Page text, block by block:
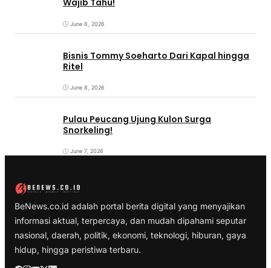
Wajib Tahu!
June 8, 2026
Bisnis Tommy Soeharto Dari Kapal hingga
Ritel
June 8, 2026
Pulau Peucang Ujung Kulon Surga
Snorkeling!
June 7, 2026
BeNews.co.id adalah portal berita digital yang menyajikan
informasi aktual, terpercaya, dan mudah dipahami seputar
nasional, daerah, politik, ekonomi, teknologi, hiburan, gaya
hidup, hingga peristiwa terbaru.